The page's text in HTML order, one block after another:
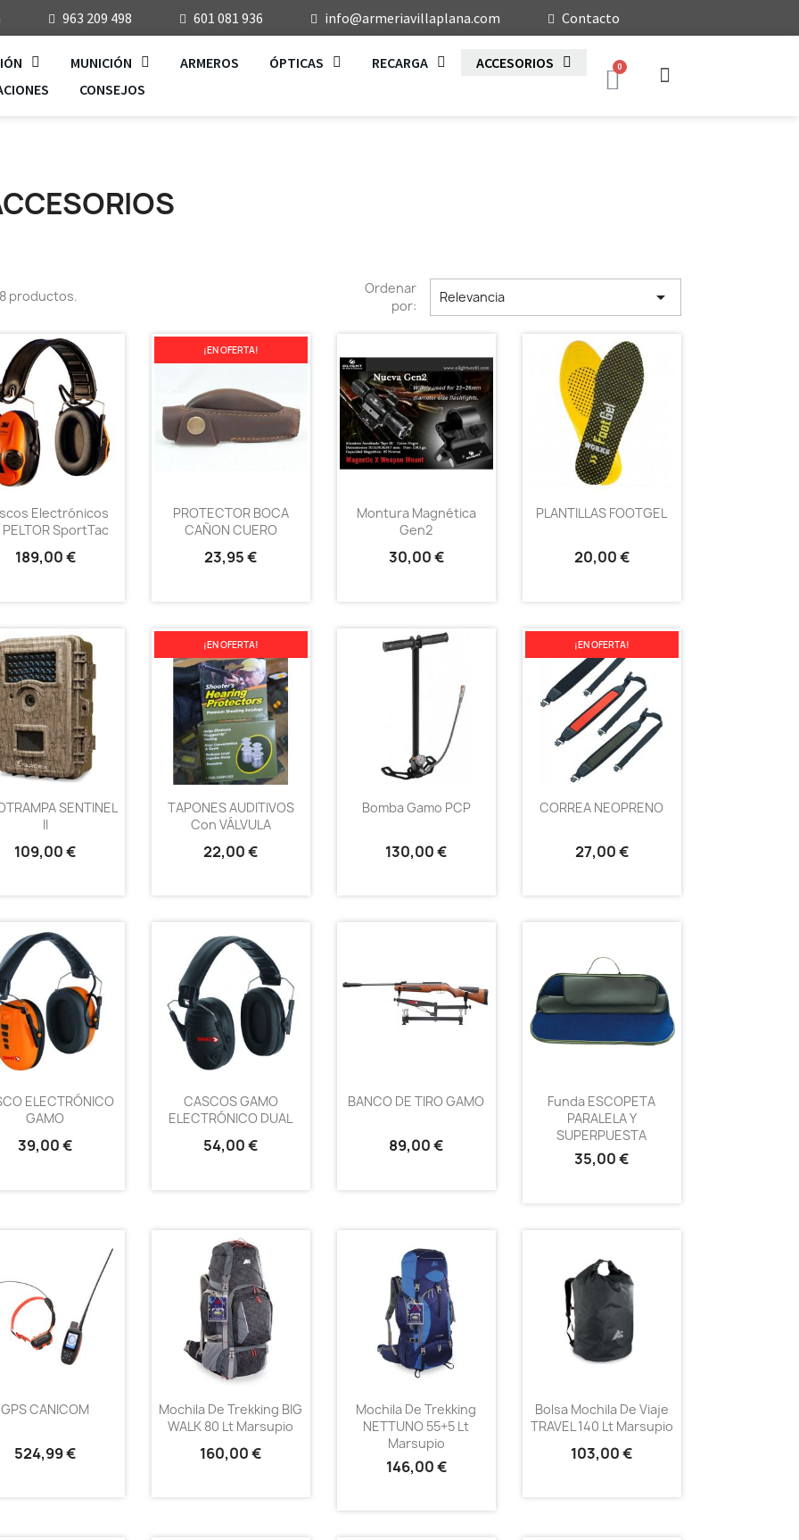
963 209 498 601 081 936 info@armeriavillaplana.com Contacto
MUNICIÓN ARMEROS ÓPTICAS RECARGA
ACCESORIOS
CONSEJOS
productos.
Ordenar
por:
Relevancia 
Electrónicos
SportTac
189,00 €
PROTECTOR BOCA
CAÑON CUERO
23,95 €
¡EN OFERTA!
Montura Magnética
Gen2
30,00 €
PLANTILLAS FOOTGEL
20,00 €
SENTINEL
II
109,00 €
TAPONES AUDITIVOS
Con VÁLVULA
22,00 €
¡EN OFERTA!
Bomba Gamo PCP
130,00 €
CORREA NEOPRENO
27,00 €
¡EN OFERTA!
ELECTRÓNICO
GAMO
39,00 €
CASCOS GAMO
ELECTRÓNICO DUAL
54,00 €
BANCO DE TIRO GAMO
89,00 €
Funda ESCOPETA
PARALELA Y
SUPERPUESTA
35,00 €
GPS CANICOM
524,99 €
Mochila De Trekking BIG
WALK 80 Lt Marsupio
160,00 €
Mochila De Trekking
NETTUNO 55+5 Lt
Marsupio
146,00 €
Bolsa Mochila De Viaje
TRAVEL 140 Lt Marsupio
103,00 €